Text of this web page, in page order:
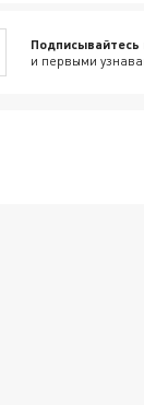
и первыми